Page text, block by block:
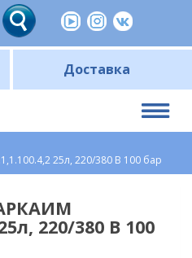
Доставка
25л, 220/380 В 100 бар
220/380 В 100